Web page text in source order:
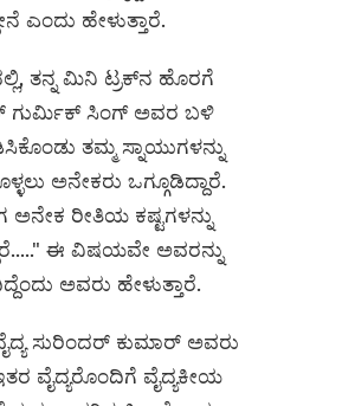
ಎಂದು ಹೇಳುತ್ತಾರೆ.
ತನ್ನ ಮಿನಿ ಟ್ರಕ್‌ನ ಹೊರಗೆ
ಗುರ್ಮಿಕ್ ಸಿಂಗ್ ಅವರ ಬಳಿ
ತಮ್ಮ ಸ್ನಾಯುಗಳನ್ನು
ಅನೇಕರು ಒಗ್ಗೂಡಿದ್ದಾರೆ.
ಅನೇಕ ರೀತಿಯ ಕಷ್ಟಗಳನ್ನು
ಈ ವಿಷಯವೇ ಅವರನ್ನು
ಅವರು ಹೇಳುತ್ತಾರೆ.
ಸುರಿಂದರ್ ಕುಮಾರ್ ಅವರು
ವೈದ್ಯರೊಂದಿಗೆ ವೈದ್ಯಕೀಯ